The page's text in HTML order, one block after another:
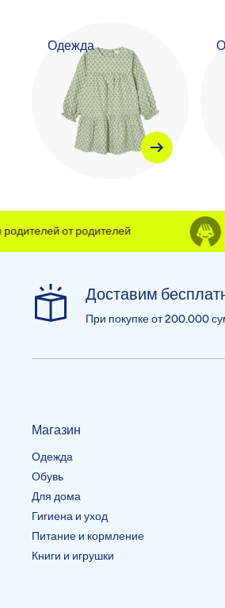
Одежда
от родителей
Доставим
При покупке от 200.000
Магазин
Одежда
Обувь
Для дома
Гигиена и уход
Питание и кормление
Книги и игрушки